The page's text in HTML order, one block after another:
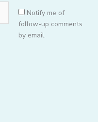
Notify me of
follow-up comments
by email.